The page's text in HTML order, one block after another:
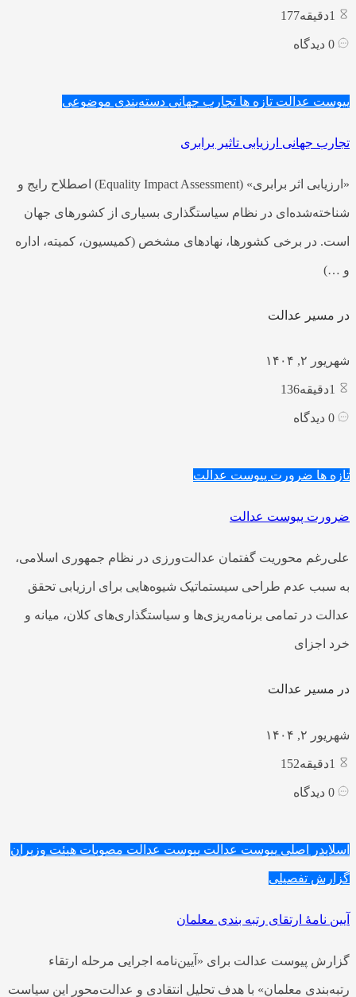
دقیقه177
دیدگاه
پیوست عدالت تازه ها تجارب جهانی دسته‌بندی موضوعی
تجارب جهانی ارزیابی تاثیر برابری
«ارزیابی اثر برابری» (Equality Impact Assessment) اصطلاح رایج و
شناخته‌شده‌ای در نظام سیاستگذاری بسیاری از کشورهای جهان
است. در برخی کشورها، نهادهای مشخص (کمیسیون، کمیته، اداره
و …)
در مسیر عدالت
شهریور ۲, ۱۴۰۴
دقیقه136
دیدگاه
تازه ها ضرورت پیوست عدالت
ضرورت پیوست عدالت
علی‌رغم محوریت گفتمان عدالت‌ورزی در نظام جمهوری اسلامی،
به سبب عدم طراحی سیستماتیک شیوه‌هایی برای ارزیابی تحقق
عدالت در تمامی برنامه‌ریزی‌ها و سیاستگذاری‌های کلان، میانه و
خرد اجزای
در مسیر عدالت
شهریور ۲, ۱۴۰۴
دقیقه152
دیدگاه
اسلایدر اصلی پیوست عدالت پیوست عدالت مصوبات هیئت وزیران
گزارش تفصیلی
آیین نامۀ ارتقای رتبه بندی معلمان
گزارش پیوست عدالت برای «آیین‌نامه اجرایی مرحله ارتقاء
رتبه‌بندی معلمان» با هدف تحلیل انتقادی و عدالت‌محور این سیاست